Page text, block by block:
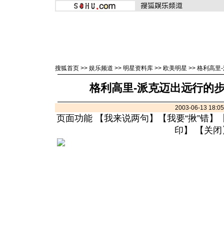
搜狐首页 >> 娱乐频道 >> 明星资料库 >> 欧美明星 >> 格利高里
格利高里-派克迈出远行的
2003-06-13
页面功能 【我来说两句 】【我要“揪”错】
印 】 【 关闭